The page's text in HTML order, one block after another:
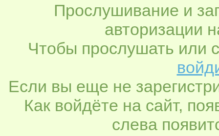
Прослушивание и
авторизации
Чтобы прослушать или
Если вы еще не
Как войдёте на сайт,
слева